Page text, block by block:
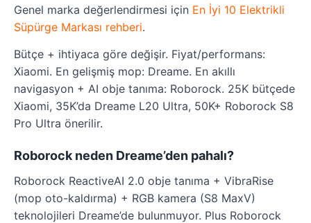
Genel marka değerlendirmesi için En İyi 10 Elektrikli
Süpürge Markası rehberi.
Bütçe + ihtiyaca göre değişir. Fiyat/performans:
Xiaomi. En gelişmiş mop: Dreame. En akıllı
navigasyon + AI obje tanıma: Roborock. 25K bütçede
Xiaomi, 35K’da Dreame L20 Ultra, 50K+ Roborock S8
Pro Ultra önerilir.
Roborock neden Dreame’den pahalı?
Roborock ReactiveAI 2.0 obje tanıma + VibraRise
(mop oto-kaldırma) + RGB kamera (S8 MaxV)
teknolojileri Dreame’de bulunmuyor. Plus Roborock